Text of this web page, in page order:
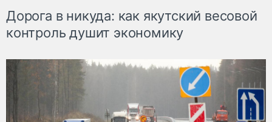
Дорога в никуда: как якутский весовой
контроль душит экономику